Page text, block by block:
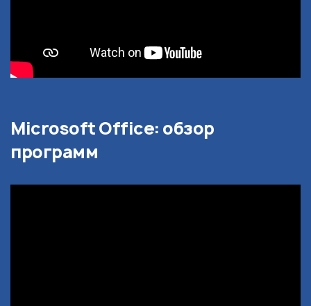
Microsoft Office: обзор
программ